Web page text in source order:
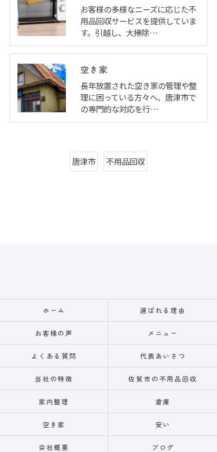
お客様の多様なニーズに応じた不
用品回収サービスを提供していま
す。引越し、大掃除…
空き家
長年放置された空き家の管理や整
理に困っている方々へ、唐津市で
の専門的な対応を行…
唐津市 不用品回収
ホーム 選ばれる理由
お客様の声 メニュー
よくある質問 代表あいさつ
当社の特徴 佐賀市の不用品回収
家内整理 倉庫
空き家 安い
会社概要 ブログ